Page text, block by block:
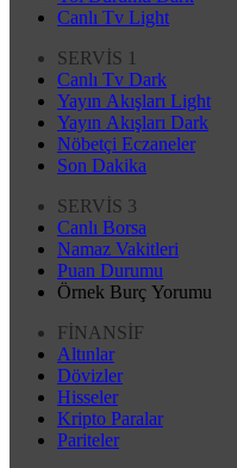
Canlı Tv Light
SERVİS 1
Canlı Tv Dark
Yayın Akışları Light
Yayın Akışları Dark
Nöbetçi Eczaneler
Son Dakika
SERVİS 3
Canlı Borsa
Namaz Vakitleri
Puan Durumu
Örnek Burç Yorumu
FİNANSİF
Altınlar
Dövizler
Hisseler
Kripto Paralar
Pariteler